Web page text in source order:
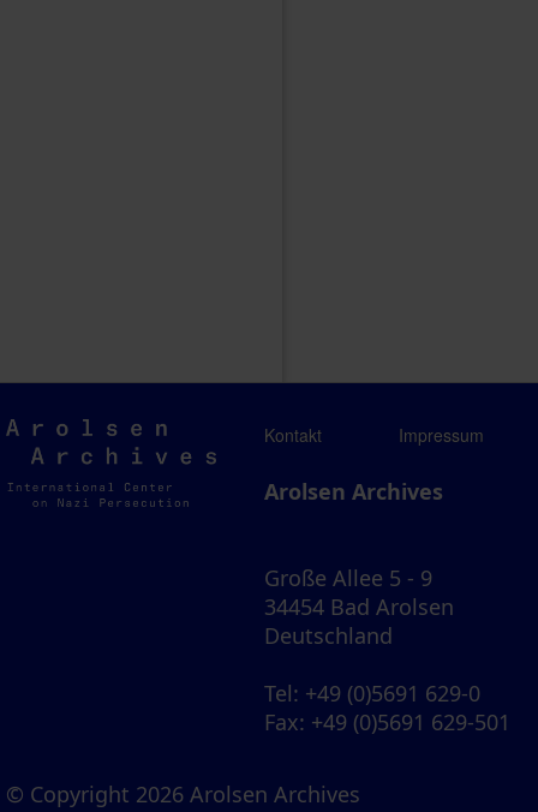
Arolsen
Archives
Kontakt Impressum
Arolsen Archives
Große Allee 5 - 9
34454 Bad Arolsen
Deutschland
Tel: +49 (0)5691 629-0
Fax: +49 (0)5691 629-501
© Copyright 2026 Arolsen Archives